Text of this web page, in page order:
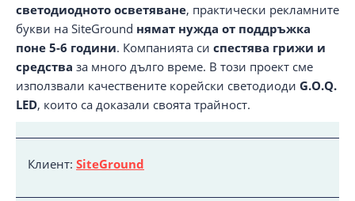
светодиодното осветяване, практически рекламните
букви на SiteGround нямат нужда от поддръжка
поне 5-6 години. Компанията си спестява грижи и
средства за много дълго време. В този проект сме
използвали качествените корейски светодиоди G.O.Q.
LED, които са доказали своята трайност.
Клиент: SiteGround